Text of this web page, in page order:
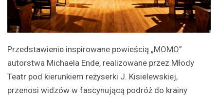
Przedstawienie inspirowane powieścią „MOMO”
autorstwa Michaela Ende, realizowane przez Młody
Teatr pod kierunkiem reżyserki J. Kisielewskiej,
przenosi widzów w fascynującą podróż do krainy